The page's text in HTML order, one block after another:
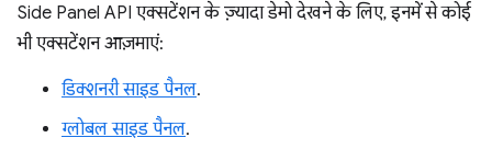
Side Panel API एक्सटेंशन के ज़्यादा डेमो देखने के लिए, इनमें से कोई
भी एक्सटेंशन आज़माएं:
डिक्शनरी साइड पैनल.
ग्लोबल साइड पैनल.